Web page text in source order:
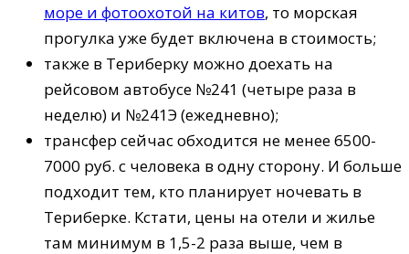
море и фотоохотой на китов, то морская
прогулка уже будет включена в стоимость;
также в Териберку можно доехать на
рейсовом автобусе №241 (четыре раза в
неделю) и №241Э (ежедневно);
трансфер сейчас обходится не менее 6500-
7000 руб. с человека в одну сторону. И больше
подходит тем, кто планирует ночевать в
Териберке. Кстати, цены на отели и жилье
там минимум в 1,5-2 раза выше, чем в